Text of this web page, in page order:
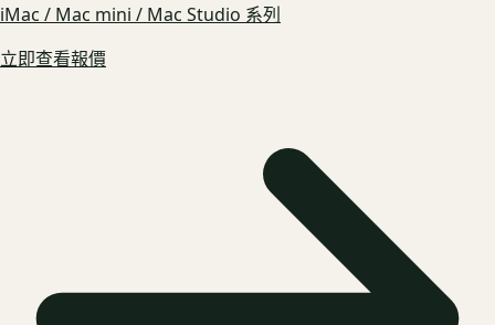
iMac / Mac mini / Mac Studio 系列
立即查看報價